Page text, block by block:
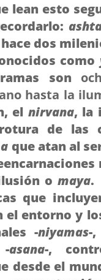
lean esto
dos
como
son
hasta la
el nirvana, la
de las
que atan al
o maya.
que
entorno y
-niyamas-
-asana-,
desde el